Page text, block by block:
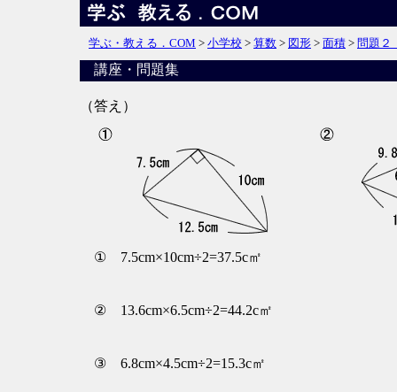
学ぶ・教える．COM > 小学校 > 算数 > 図形 > 面積 > 問題２
講座・問題集
（答え）
① 7.5cm×10cm÷2=37.5c㎡
② 13.6cm×6.5cm÷2=44.2c㎡
③ 6.8cm×4.5cm÷2=15.3c㎡